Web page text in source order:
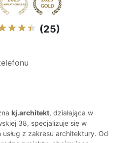
(25)
kj.architekt, działająca w
38, specjalizuje się w
usług z zakresu architektury. Od